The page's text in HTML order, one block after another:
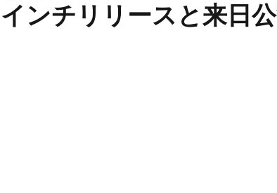
インチリリースと来日公